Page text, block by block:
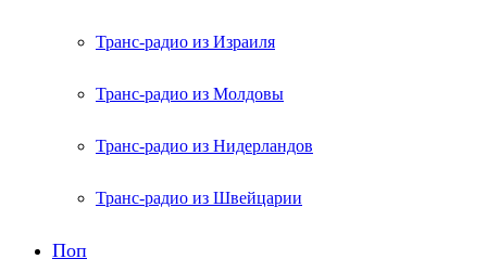
Транс-радио из Израиля
Транс-радио из Молдовы
Транс-радио из Нидерландов
Транс-радио из Швейцарии
Поп